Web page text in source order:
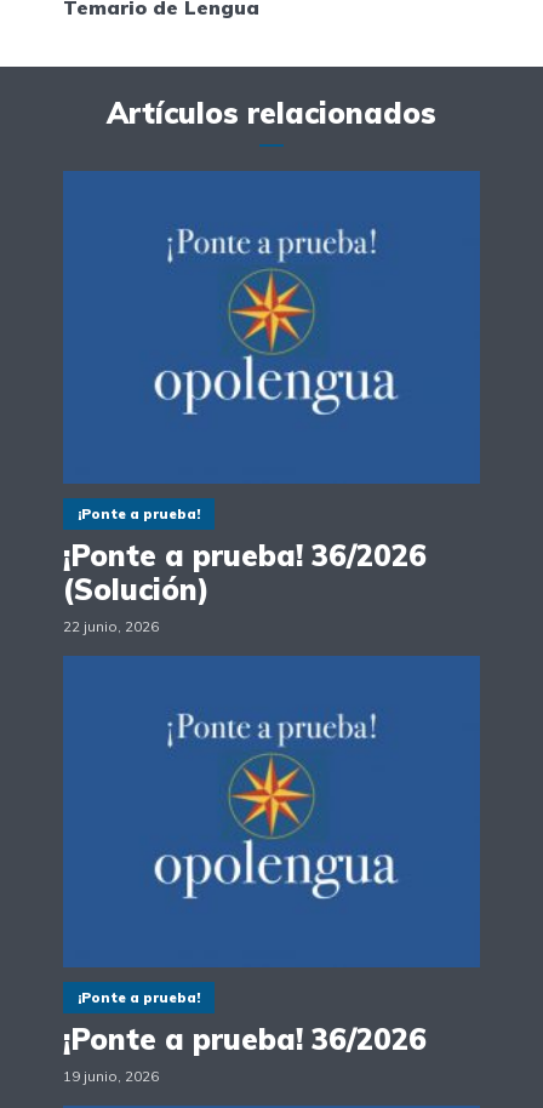
Temario de Lengua
Artículos relacionados
¡Ponte a prueba!
¡Ponte a prueba! 36/2026
(Solución)
22 junio, 2026
¡Ponte a prueba!
¡Ponte a prueba! 36/2026
19 junio, 2026